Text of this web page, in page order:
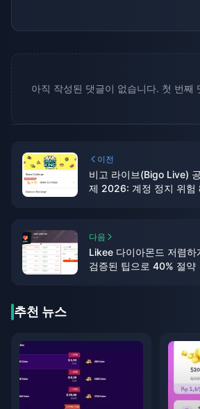
아직 작성된 댓글이 없습니다. 첫 번째
이전
비고 라이브(Bigo Live)
제 2026: 계정 정지 위험
다음
Likee 다이아몬드 저렴
검증된 팁으로 40% 절약
추천 뉴스